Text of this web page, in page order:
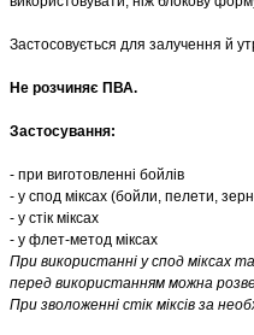
Застосовується для залучення й
Не розчиняє ПВА.
Застосування:
- при виготовленні бойлів
- у спод міксах (бойли , пелети,
- у стік міксах
- у флет-метод міксах
При використанні у спод міксах
перед використанням можна
При зволоженні стік міксів за